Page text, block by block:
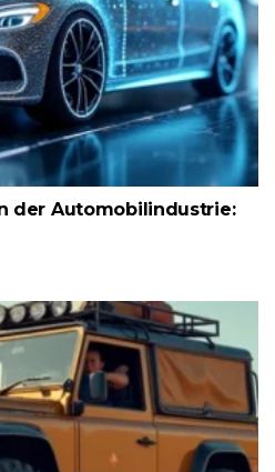
der Automobilindustrie: